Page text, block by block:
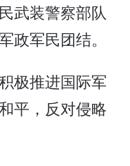
武装警察部队
政军民团结。
极推进国际军
平，反对侵略